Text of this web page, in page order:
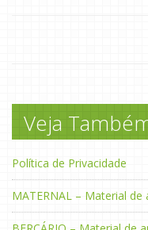
Veja
Política de Privacidade
MATERNAL – Material